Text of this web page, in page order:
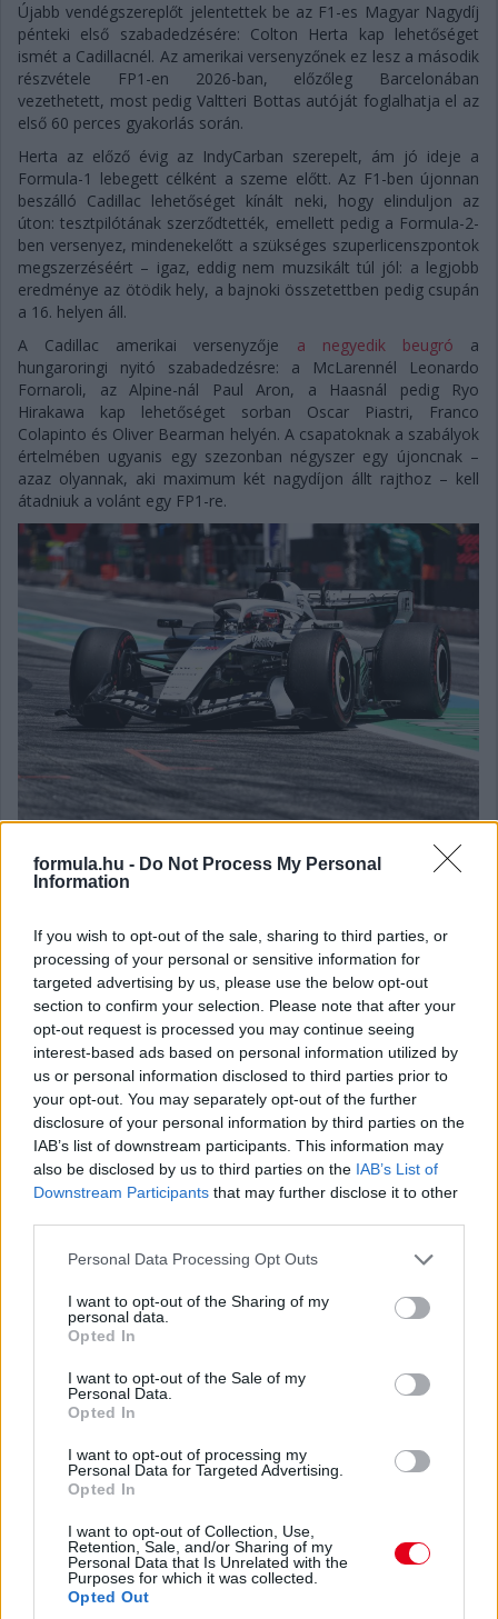
formula.hu - Do Not Process My Personal
Information
If you wish to opt-out of the sale, sharing to third parties, or
processing of your personal or sensitive information for
targeted advertising by us, please use the below opt-out
section to confirm your selection. Please note that after your
opt-out request is processed you may continue seeing
interest-based ads based on personal information utilized by
us or personal information disclosed to third parties prior to
your opt-out. You may separately opt-out of the further
disclosure of your personal information by third parties on the
IAB’s list of downstream participants. This information may
also be disclosed by us to third parties on the IAB’s List of
Downstream Participants that may further disclose it to other
Please note that this website/app uses one or more Google
not limited to your visit or usage behaviour. You may click to
grant or deny consent to Google and its third-party tags to
use your data for below specified purposes in below Google
consent section.
Personal Data Processing Opt Outs
I want to opt-out of the Sharing of my
personal data.
Opted In
I want to opt-out of the Sale of my
Personal Data.
Opted In
I want to opt-out of processing my
Personal Data for Targeted Advertising.
Opted In
I want to opt-out of Collection, Use,
Retention, Sale, and/or Sharing of my
Personal Data that Is Unrelated with the
Purposes for which it was collected.
Opted Out
Újabb vendégszereplőt jelentettek be az F1-es Magyar Nagydíj
pénteki első szabadedzésére: Colton Herta kap lehetőséget
ismét a Cadillacnél. Az amerikai versenyzőnek ez lesz a második
részvétele FP1-en 2026-ban, előzőleg Barcelonában
vezethetett, most pedig Valtteri Bottas autóját foglalhatja el az
első 60 perces gyakorlás során.
Herta az előző évig az IndyCarban szerepelt, ám jó ideje a
Formula-1 lebegett célként a szeme előtt. Az F1-ben újonnan
beszálló Cadillac lehetőséget kínált neki, hogy elinduljon az
úton: tesztpilótának szerződtették, emellett pedig a Formula-2-
ben versenyez, mindenekelőtt a szükséges szuperlicenszpontok
megszerzéséért – igaz, eddig nem muzsikált túl jól: a legjobb
eredménye az ötödik hely, a bajnoki összetettben pedig csupán
a 16. helyen áll.
A Cadillac amerikai versenyzője a negyedik beugró a
hungaroringi nyitó szabadedzésre: a McLarennél Leonardo
Fornaroli, az Alpine-nál Paul Aron, a Haasnál pedig Ryo
Hirakawa kap lehetőséget sorban Oscar Piastri, Franco
Colapinto és Oliver Bearman helyén. A csapatoknak a szabályok
értelmében ugyanis egy szezonban négyszer egy újoncnak –
azaz olyannak, aki maximum két nagydíjon állt rajthoz – kell
átadniuk a volánt egy FP1-re.
Balogh Tamás
„Ő a következő a sorban” – Tsolov érkezhet az
F1-be, de mikor?
Elismerően beszélt a Racing Bulls F1-es csapatfőnöke a
Formula-2-ben remeklő Nikola Tsolov teljesítményéről: úgy
fogalmazott, hogy a bolgár „a következő a sorban” a versenyzői
üléseket illetően. A Red Bull-akadémista idén már hat
győzelemnél jár, és a Hungaroringre érkezve vezeti a
bajnokságot is. Csakhogy jól szerepel a Red Bull második
számú alakulatának két pilótája, Liam Lawson és Arvid Lindblad
is, és az előléptetésük sem valószínű, mivel Isack Hadjar is jól
megy az anyacsapatnál. Így erősen kérdéses, hogy Tsolov
üléshez juthat-e már 2027-ben – amikor arról kérdezték
Permane-t, hogy mit szól a fiatal reménység produkciójához, és
felmerülhet-e akár tartalékosként a következő idényre, így felelt:
„Igen, hihetetlenül jól teljesít. Vezeti a bajnokságot. Szóval azt
mondani, hogy rajta van a radarunk, enyhe kifejezés lenne. Ő a
következő a sorban, azt hiszem, ezt kimondhatjuk. Hogy ez
mikor lesz, azt őszintén szólva nem tudom. Az egyértelműen
nem lenne hazugság, ha azt mondanánk, hogy jelenleg nem
biztosan döntünk róla az év későbbi részében, hogy felkerül-e
és ha igen, mikor a Racing Bullshoz.”